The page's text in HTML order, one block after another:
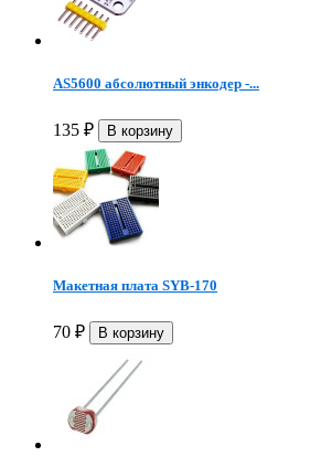
AS5600 абсолютный энкодер -...
135 ₽
Макетная плата SYB-170
70 ₽